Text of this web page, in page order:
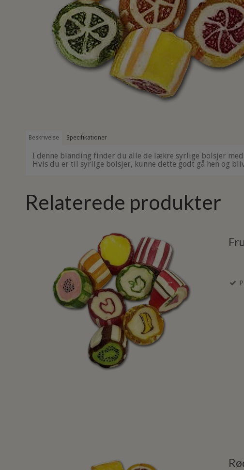
Beskrivelse Specifikationer
I denne blanding finder du alle de lækre syrlige bolsjer
Hvis du er til syrlige bolsjer, kunne dette godt gå hen og
Relaterede produkter